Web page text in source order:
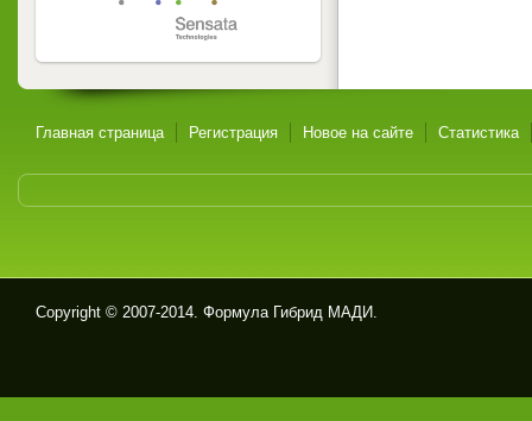
Главная страница Регистрация Новое на сайте Статистика
Copyright © 2007-2014. Формула Гибрид МАДИ.